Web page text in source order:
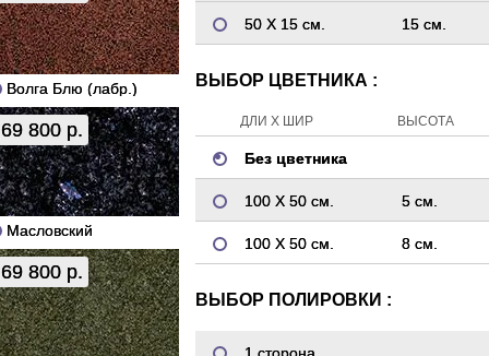
Волга Блю (лабр.)
69 800 р.
Масловский
69 800 р.
50 Х 15 см. 15 см.
ВЫБОР ЦВЕТНИКА :
ДЛИ Х ШИР ВЫСОТА
Без цветника
100 Х 50 см. 5 см.
100 Х 50 см. 8 см.
ВЫБОР ПОЛИРОВКИ :